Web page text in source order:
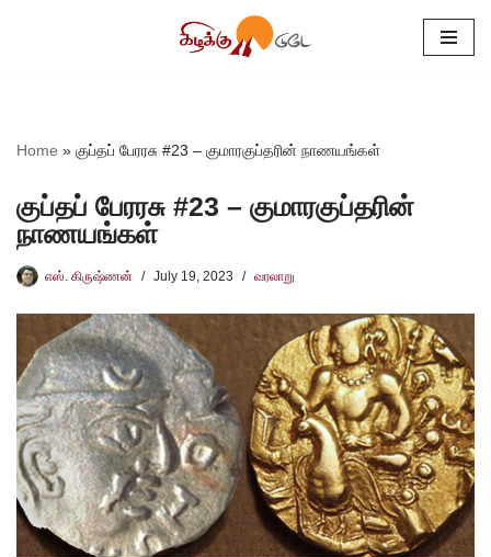
Home » குப்தப் பேரரசு #23 – குமாரகுப்தரின் நாணயங்கள்
குப்தப் பேரரசு #23 – குமாரகுப்தரின்
நாணயங்கள்
எஸ். கிருஷ்ணன் July 19, 2023 வரலாறு